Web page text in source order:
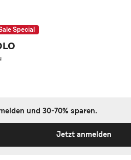
Special
und 30-70% sparen.
Jetzt anmelden